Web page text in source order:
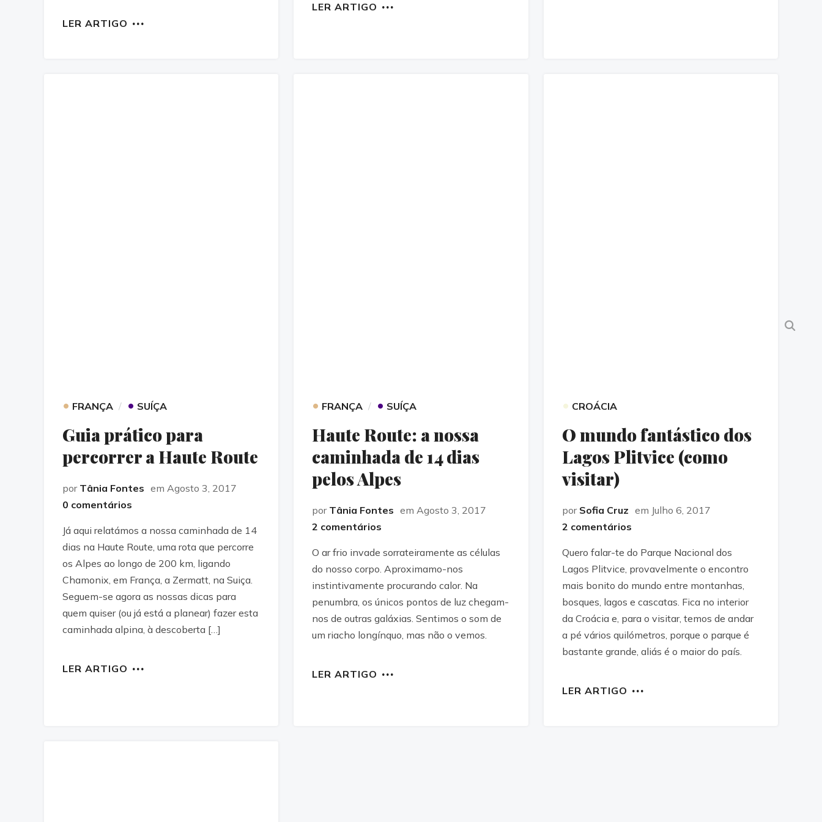
LER ARTIGO
LER ARTIGO
• FRANÇA • SUÍÇA
Guia prático para
percorrer a Haute Route
por Tânia Fontes em Agosto 3, 2017
0 comentários
Já aqui relatámos a nossa caminhada de 14
dias na Haute Route, uma rota que percorre
os Alpes ao longo de 200 km, ligando
Chamonix, em França, a Zermatt, na Suiça.
Seguem-se agora as nossas dicas para
quem quiser (ou já está a planear) fazer esta
caminhada alpina, à descoberta […]
LER ARTIGO
• FRANÇA • SUÍÇA
Haute Route: a nossa
caminhada de 14 dias
pelos Alpes
por Tânia Fontes em Agosto 3, 2017
2 comentários
O ar frio invade sorrateiramente as células
do nosso corpo. Aproximamo-nos
instintivamente procurando calor​. Na
penumbra, os únicos pontos de luz chegam-
nos de outras galáxias. Sentimos o som de
um riacho longínquo, mas não o vemos.
LER ARTIGO
• CROÁCIA
O mundo fantástico dos
Lagos Plitvice (como
visitar)
por Sofia Cruz em Julho 6, 2017
2 comentários
Quero falar-te do Parque Nacional dos
Lagos Plitvice, provavelmente o encontro
mais bonito do mundo entre montanhas,
bosques, lagos e cascatas. Fica no interior
da Croácia e, para o visitar, temos de andar
a pé vários quilómetros, porque o parque é
bastante grande, aliás é o maior do país.
LER ARTIGO